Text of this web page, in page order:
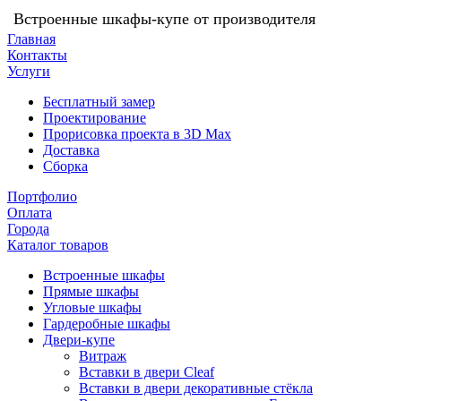
Встроенные шкафы-купе от производителя
Главная
Контакты
Услуги
Бесплатный замер
Проектирование
Прорисовка проекта в 3D Max
Доставка
Сборка
Портфолио
Оплата
Города
Каталог товаров
Встроенные шкафы
Прямые шкафы
Угловые шкафы
Гардеробные шкафы
Двери-купе
Витраж
Вставки в двери Cleaf
Вставки в двери декоративные стёкла